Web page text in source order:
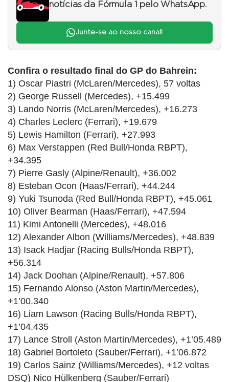
notícias da Fórmula 1 pelo WhatsApp.
Junte-se ao nosso canal!
Confira o resultado final do GP do Bahrein:
1) Oscar Piastri (McLaren/Mercedes), 57 voltas
2) George Russell (Mercedes), +15.499
3) Lando Norris (McLaren/Mercedes), +16.273
4) Charles Leclerc (Ferrari), +19.679
5) Lewis Hamilton (Ferrari), +27.993
6) Max Verstappen (Red Bull/Honda RBPT),
+34.395
7) Pierre Gasly (Alpine/Renault), +36.002
8) Esteban Ocon (Haas/Ferrari), +44.244
9) Yuki Tsunoda (Red Bull/Honda RBPT), +45.061
10) Oliver Bearman (Haas/Ferrari), +47.594
11) Kimi Antonelli (Mercedes), +48.016
12) Alexander Albon (Williams/Mercedes), +48.839
13) Isack Hadjar (Racing Bulls/Honda RBPT),
+56.314
14) Jack Doohan (Alpine/Renault), +57.806
15) Fernando Alonso (Aston Martin/Mercedes),
+1’00.340
16) Liam Lawson (Racing Bulls/Honda RBPT),
+1’04.435
17) Lance Stroll (Aston Martin/Mercedes), +1’05.489
18) Gabriel Bortoleto (Sauber/Ferrari), +1’06.872
19) Carlos Sainz (Williams/Mercedes), +12 voltas
DSQ) Nico Hülkenberg (Sauber/Ferrari)